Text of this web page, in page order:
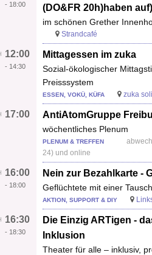
(DO&FR 20h)haben
im schönen Grether
- 18:00
Strandcafé
Mittagessen im zuka
Sozial-ökologischer
Preisssystem
12:00
- 14:30
ESSEN, VOKÜ, KÜFA zuka
AntiAtomGruppe
wöchentliches Plenum
17:00
PLENUM & TREFFEN
24) und online
Nein zur Bezahlkarte -
Geflüchtete mit einer
16:00
- 18:00
AKTION, SUPPORT & DIY
Die Einzig ARTigen -
Inklusion
Theater für alle – inklusiv,
16:30
- 18:30